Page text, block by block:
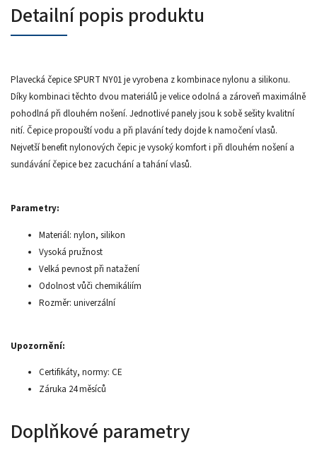
Detailní popis produktu
Plavecká čepice SPURT NY01 je vyrobena z kombinace nylonu a silikonu.
Díky kombinaci těchto dvou materiálů je velice odolná a zároveň maximálně
pohodlná při dlouhém nošení. Jednotlivé panely jsou k sobě sešity kvalitní
nití. Čepice propouští vodu a při plavání tedy dojde k namočení vlasů.
Nejvetší benefit nylonových čepic je vysoký komfort i při dlouhém nošení a
sundávání čepice bez zacuchání a tahání vlasů.
Parametry:
Materiál: nylon, silikon
Vysoká pružnost
Velká pevnost při natažení
Odolnost vůči chemikáliím
Rozměr: univerzální
Upozornění:
Certifikáty, normy: CE
Záruka 24 měsíců
Doplňkové parametry